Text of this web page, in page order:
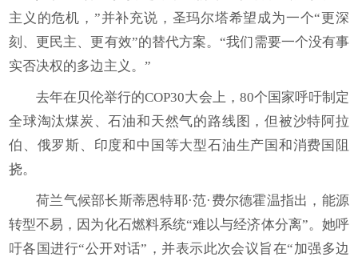
主义的危机，”并补充说，圣玛尔塔希望成为一个“更深
刻、更民主、更有效”的替代方案。“我们需要一个没有事
实否决权的多边主义。”
去年在贝伦举行的COP30大会上，80个国家呼吁制定
全球淘汰煤炭、石油和天然气的路线图，但被沙特阿拉
伯、俄罗斯、印度和中国等大型石油生产国和消费国阻
挠。
荷兰气候部长斯蒂恩特耶·范·费尔德霍温指出，能源
转型不易，因为化石燃料系统“难以与经济体分离”。她呼
吁各国进行“公开对话”，并表示此次会议旨在“加强多边